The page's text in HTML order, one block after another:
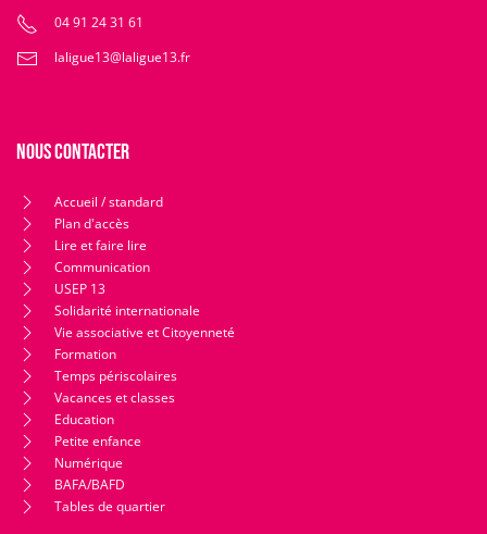
04 91 24 31 61
laligue13@laligue13.fr
Nous contacter
Accueil / standard
Plan d'accès
Lire et faire lire
Communication
USEP 13
Solidarité internationale
Vie associative et Citoyenneté
Formation
Temps périscolaires
Vacances et classes
Education
Petite enfance
Numérique
BAFA/BAFD
Tables de quartier